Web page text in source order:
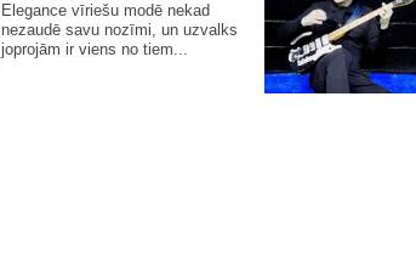
Elegance vīriešu modē nekad
nezaudē savu nozīmi, un uzvalks
joprojām ir viens no tiem...